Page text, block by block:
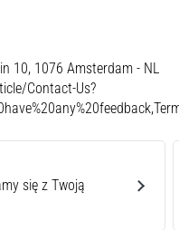
10, 1076 Amsterdam - NL
Contact-Us?
się z Twoją